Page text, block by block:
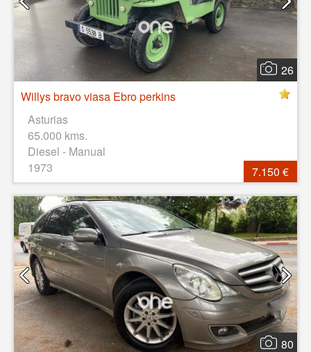
26
Willys bravo viasa Ebro perkins
Asturias
65.000 kms.
Diesel - Manual
1973
7.150 €
80